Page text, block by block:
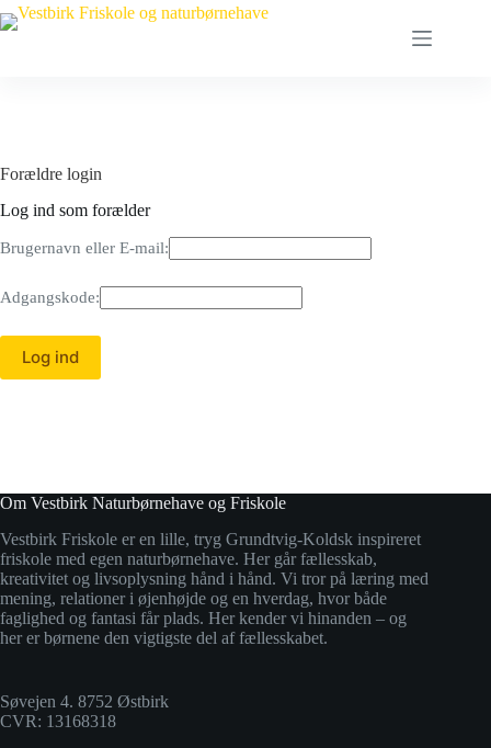
Fortsæt
til
Forældre login
Log ind som forælder
Brugernavn eller E-mail:
Adgangskode:
Om Vestbirk Naturbørnehave og Friskole
Vestbirk Friskole er en lille, tryg Grundtvig-Koldsk inspireret
friskole med egen naturbørnehave. Her går fællesskab,
kreativitet og livsoplysning hånd i hånd. Vi tror på læring med
mening, relationer i øjenhøjde og en hverdag, hvor både
faglighed og fantasi får plads. Her kender vi hinanden – og
her er børnene den vigtigste del af fællesskabet.
Søvejen 4. 8752 Østbirk
CVR: 13168318